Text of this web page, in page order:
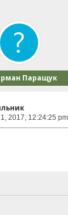
Паращук
2017, 12:24:25